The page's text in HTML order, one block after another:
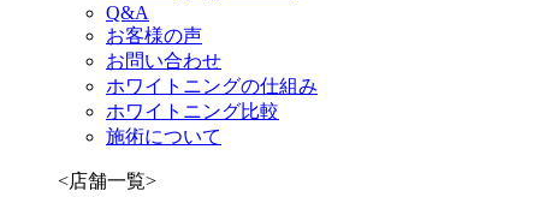
Q&A
お客様の声
お問い合わせ
ホワイトニングの仕組み
ホワイトニング比較
施術について
<店舗一覧>